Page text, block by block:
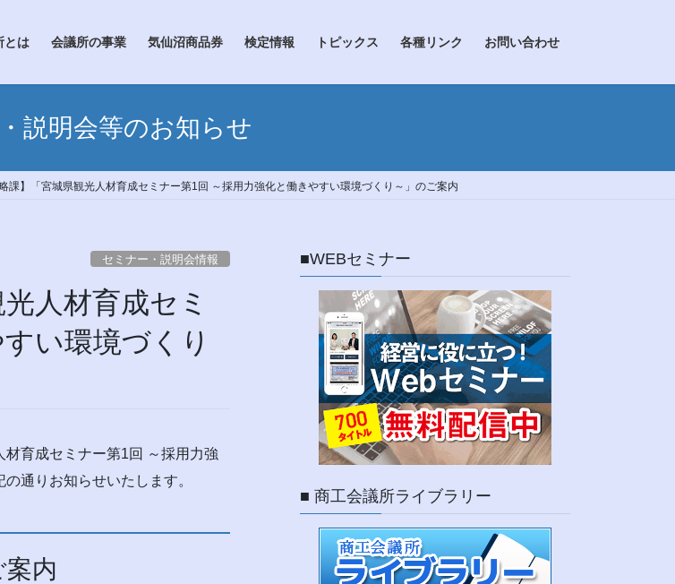
とは 会議所の事業 気仙沼商品券 検定情報 トピックス 各種リンク お問い合わせ
説明会等のお知らせ
略課】「宮城県観光人材育成セミナー第1回 ～採用力強化と働きやすい環境づくり～」のご案内
セミナー・説明会情報
人材育成セミ
い環境づくり
育成セミナー第1回 ～採用力強
通りお知らせいたします。
案内
■WEBセミナー
■ 商工会議所ライブラリー